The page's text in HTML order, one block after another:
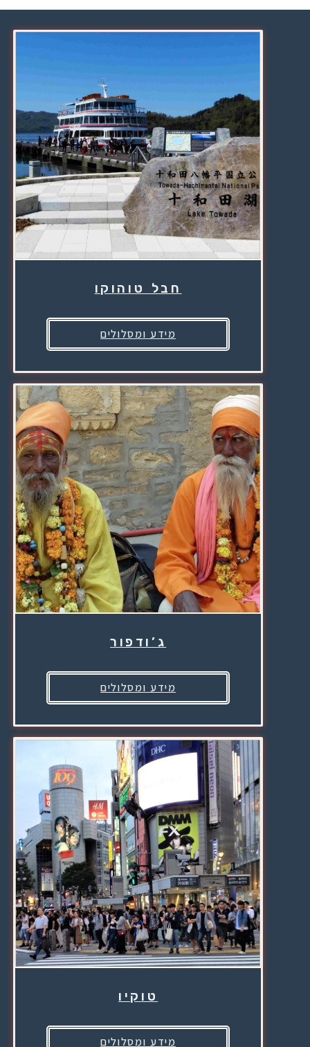
חבל טוהוקו
מידע ומסלולים
ג’ודפור
מידע ומסלולים
טוקיו
מידע ומסלולים